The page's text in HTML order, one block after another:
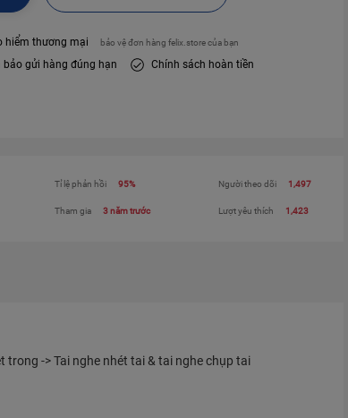
hiểm thương mại bảo vệ đơn hàng felix.store của bạn
bảo gửi hàng đúng hạn Chính sách hoàn tiền
Tỉ lệ phản hồi 95%
Tham gia 3 năm trước
Người theo dõi 1,497
Lượt yêu thích 1,423
trong -> Tai nghe nhét tai & tai nghe chụp tai